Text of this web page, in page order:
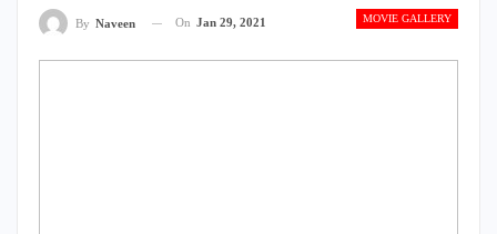
MOVIE GALLERY
By Naveen On Jan 29, 2021